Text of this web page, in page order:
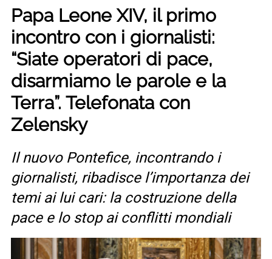
Papa Leone XIV, il primo
incontro con i giornalisti:
“Siate operatori di pace,
disarmiamo le parole e la
Terra”. Telefonata con
Zelensky
Il nuovo Pontefice, incontrando i
giornalisti, ribadisce l’importanza dei
temi ai lui cari: la costruzione della
pace e lo stop ai conflitti mondiali